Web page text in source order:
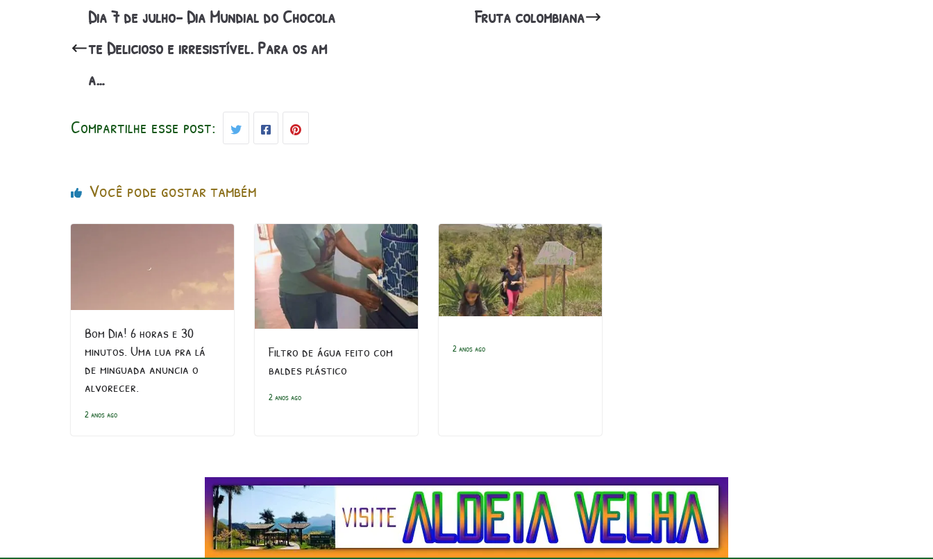
Dia 7 de julho- Dia Mundial do Chocola
te Delicioso e irresistível. Para os am
a…
Fruta colombiana
Compartilhe esse post:
Você pode gostar também
Bom Dia! 6 horas e 30
minutos. Uma lua pra lá
de minguada anuncia o
alvorecer.
2 anos ago
Filtro de água feito com
baldes plástico
2 anos ago
2 anos ago